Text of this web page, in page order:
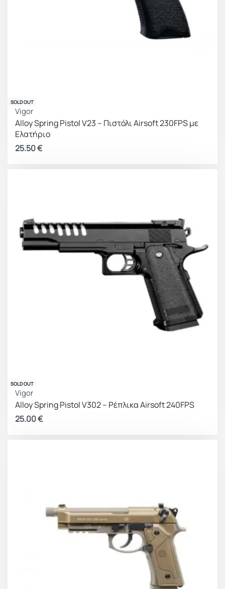
SOLD OUT
Vigor
Alloy Spring Pistol V23 – Πιστόλι Airsoft 230FPS με
Ελατήριο
25.50€
SOLD OUT
Vigor
Alloy Spring Pistol V302 – Ρέπλικα Airsoft 240FPS
25.00€